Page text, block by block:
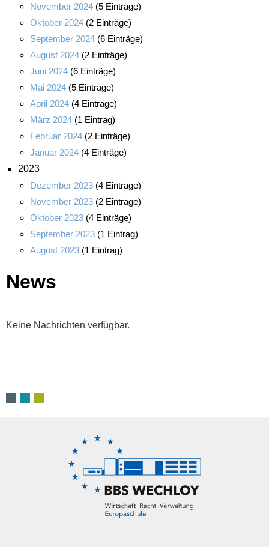
November 2024 (5 Einträge)
Oktober 2024 (2 Einträge)
September 2024 (6 Einträge)
August 2024 (2 Einträge)
Juni 2024 (6 Einträge)
Mai 2024 (5 Einträge)
April 2024 (4 Einträge)
März 2024 (1 Eintrag)
Februar 2024 (2 Einträge)
Januar 2024 (4 Einträge)
2023
Dezember 2023 (4 Einträge)
November 2023 (2 Einträge)
Oktober 2023 (4 Einträge)
September 2023 (1 Eintrag)
August 2023 (1 Eintrag)
News
Keine Nachrichten verfügbar.